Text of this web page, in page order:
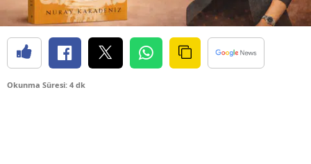
Okunma Süresi: 4 dk